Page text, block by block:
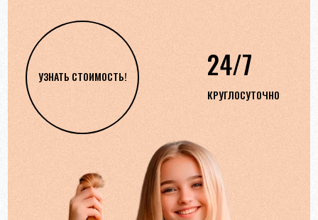
УЗНАТЬ СТОИМОСТЬ! 24/7
КРУГЛОСУТОЧНО